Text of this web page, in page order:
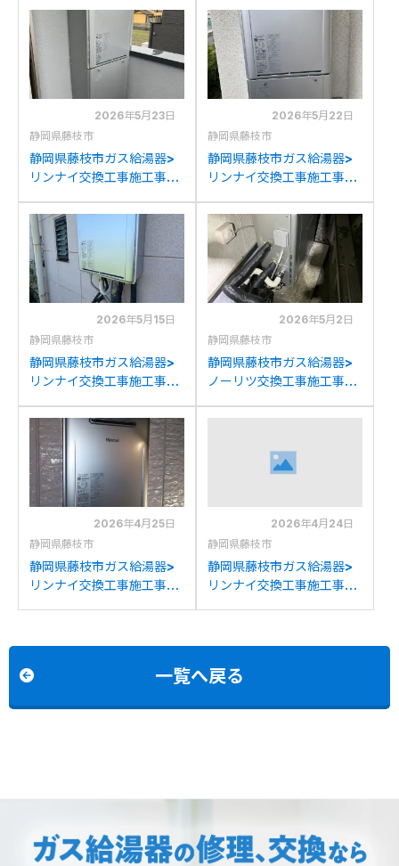
E2400Wからリンナイ
RUX-E2406W(A)への交
換
H3716Aからパナソニック
HE-S37LQSへの交換
2026年5月23日
静岡県藤枝市
静岡県藤枝市ガス給湯器>
リンナイ交換工事施工事
E2400SAWからリンナイ
RUF-K2406SAWAへの交
換
2026年5月22日
静岡県藤枝市
静岡県藤枝市ガス給湯器>
リンナイ交換工事施工事
A2400SAWからリンナイ
RUF-UE240EAWへの交換
2026年5月15日
静岡県藤枝市
静岡県藤枝市ガス給湯器>
リンナイ交換工事施工事
E2401AWからリンナイ
RUF-K2406SAW(A)への
交換
2026年5月2日
静岡県藤枝市
静岡県藤枝市ガス給湯器>
ノーリツ交換工事施工事
V2000SAGからノーリツ
2026年4月25日
静岡県藤枝市
静岡県藤枝市ガス給湯器>
リンナイ交換工事施工事
2026年4月24日
静岡県藤枝市
静岡県藤枝市ガス給湯器>
リンナイ交換工事施工事
一覧へ戻る